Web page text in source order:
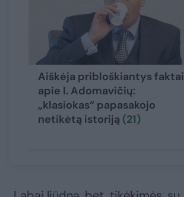
Aiškėja pribloškiantys faktai
apie I. Adomavičių:
„klasiokas“ papasakojo
netikėtą istoriją (21)